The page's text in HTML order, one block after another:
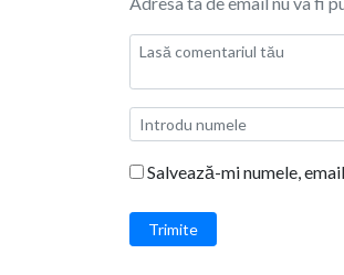
Salvează-mi numele,
Trimite